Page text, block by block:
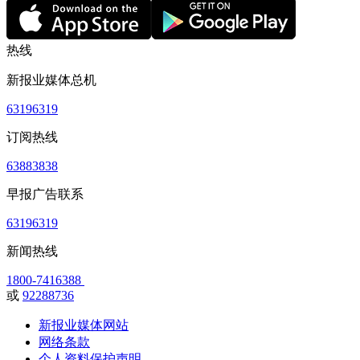
热线
新报业媒体总机
63196319
订阅热线
63883838
早报广告联系
63196319
新闻热线
1800-7416388
或 92288736
新报业媒体网站
网络条款